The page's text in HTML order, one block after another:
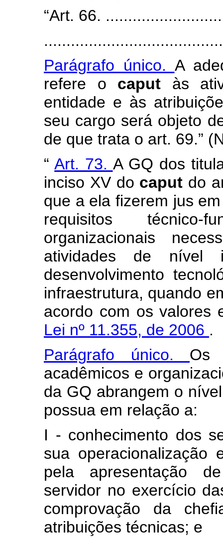
“Art. 66.
Parágrafo único. A
refere o caput às
entidade e às
seu cargo será objeto
de que trata o art. 69.”
“Art. 73. A GQ dos
inciso XV do caput do
que a ela fizerem jus
requisitos técnico-
organizacionais
atividades de nível
desenvolvimento
infraestrutura, quando
acordo com os valores
Lei nº 11.355, de 2006 .
Parágrafo único. Os
acadêmicos e
da GQ abrangem o
possua em relação a:
I - conhecimento dos
sua operacionalização
pela apresentação
servidor no exercício
comprovação da
atribuições técnicas; e